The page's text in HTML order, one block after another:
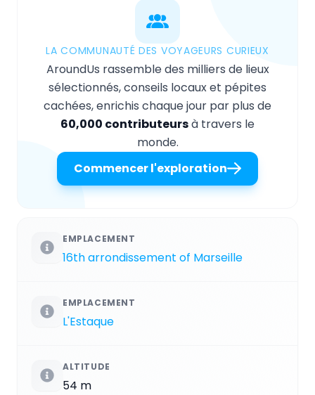
LA COMMUNAUTÉ DES VOYAGEURS CURIEUX
AroundUs rassemble des milliers de lieux
sélectionnés, conseils locaux et pépites
cachées, enrichis chaque jour par plus de
60,000 contributeursà travers le
monde.
Commencer l'exploration
EMPLACEMENT
16th arrondissement of Marseille
EMPLACEMENT
L'Estaque
ALTITUDE
54 m